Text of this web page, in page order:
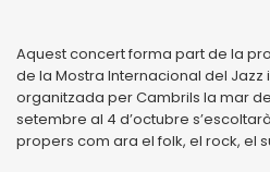
Aquest concert forma part de la
de la Mostra Internacional del Jazz
organitzada per Cambrils la mar
setembre al 4 d’octubre
propers com ara el folk, el rock, el